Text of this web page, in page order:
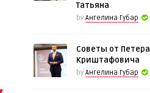
Татьяна
by Ангелина Губар
Советы от Петера
Криштафовича
by Ангелина Губар